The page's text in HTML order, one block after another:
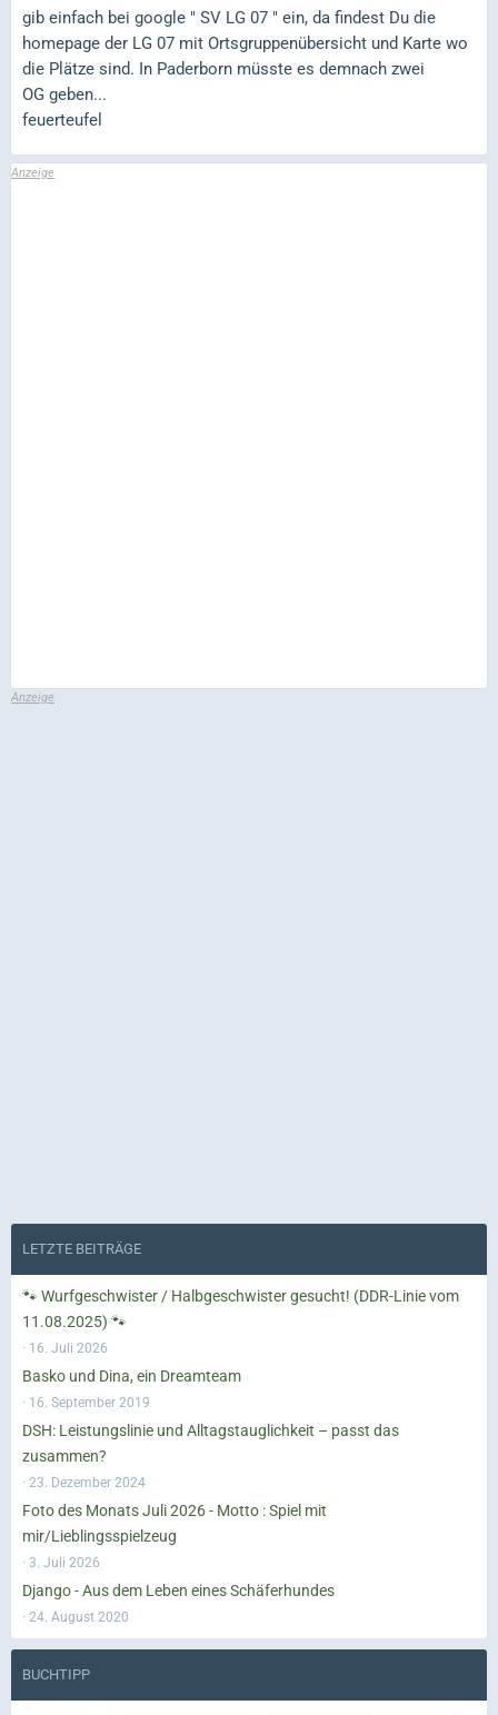
gib einfach bei google " SV LG 07 " ein, da findest Du die
homepage der LG 07 mit Ortsgruppenübersicht und Karte wo
die Plätze sind. In Paderborn müsste es demnach zwei
OG geben...
feuerteufel
LETZTE BEITRÄGE
🐾 Wurfgeschwister / Halbgeschwister gesucht! (DDR-Linie vom
11.08.2025) 🐾
16. Juli 2026
Basko und Dina, ein Dreamteam
16. September 2019
DSH: Leistungslinie und Alltagstauglichkeit – passt das
zusammen?
23. Dezember 2024
Foto des Monats Juli 2026 - Motto : Spiel mit
mir/Lieblingsspielzeug
3. Juli 2026
Django - Aus dem Leben eines Schäferhundes
24. August 2020
BUCHTIPP